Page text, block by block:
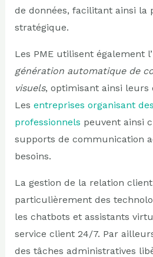
de données, facilitant ainsi la
stratégique.
Les PME utilisent également
génération automatique de
visuels, optimisant ainsi leurs
Les entreprises organisant
professionnels peuvent ainsi
supports de communication
besoins.
La gestion de la relation
particulièrement des
les chatbots et assistants
service client 24/7. Par
des tâches administratives